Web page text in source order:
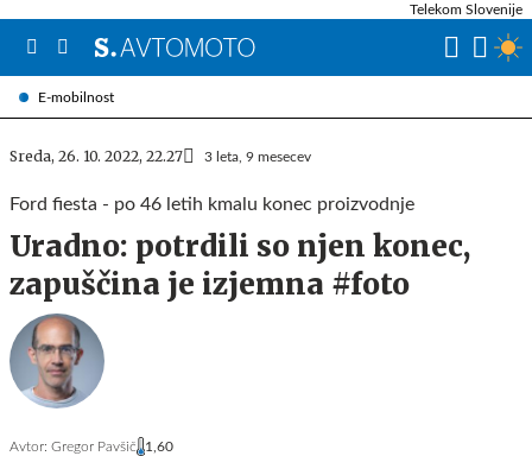
E-mobilnost
Telekom Slovenije
Sreda, 26. 10. 2022, 22.27 3 leta, 9 mesecev
Ford fiesta - po 46 letih kmalu konec proizvodnje
Uradno: potrdili so njen konec,
zapuščina je izjemna #foto
Avtor: Gregor Pavšič 1,60